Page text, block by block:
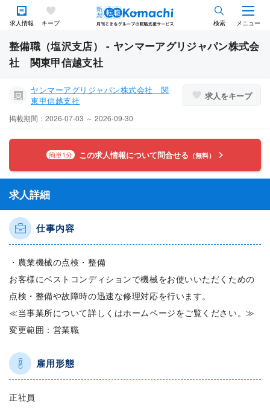
求人情報 キープ 検索 メニュー
整備職（塩沢支店） - ヤンマーアグリジャパン株式会
社 関東甲信越支社
ヤンマーアグリジャパン株式会社 関
東甲信越支社
求人をキープ
掲載期間：2026-07-03 ～ 2026-09-30
簡単1分 この求人情報について問合せる （無料）
求人詳細
仕事内容
・農業機械の点検・整備
お客様にベストコンディションで機械をお使いいただくための
点検・整備や故障時の迅速な修理対応を行います。
≪当事業所について詳しくはホームページをご覧ください。≫
変更範囲：営業職
雇用形態
正社員